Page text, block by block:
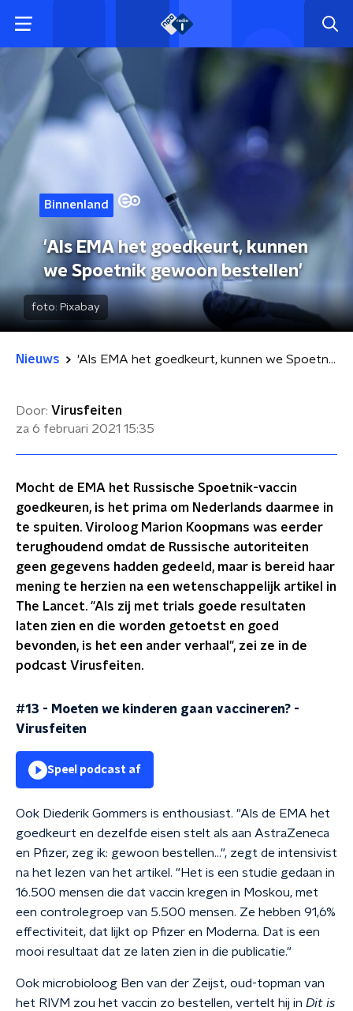
Binnenland
'Als EMA het goedkeurt, kunnen
we Spoetnik gewoon bestellen'
foto: Pixabay
Nieuws 'Als EMA het goedkeurt, kunnen we Spoetnik gewoon bestellen'
Door: Virusfeiten
za 6 februari 2021 15:35
Mocht de EMA het Russische Spoetnik-vaccin
goedkeuren, is het prima om Nederlands daarmee in
te spuiten. Viroloog Marion Koopmans was eerder
terughoudend omdat de Russische autoriteiten
geen gegevens hadden gedeeld, maar is bereid haar
mening te herzien na een wetenschappelijk artikel in
The Lancet. "Als zij met trials goede resultaten
laten zien en die worden getoetst en goed
bevonden, is het een ander verhaal", zei ze in de
podcast Virusfeiten.
#13 - Moeten we kinderen gaan vaccineren? -
Virusfeiten
Speel podcast af
Ook Diederik Gommers is enthousiast. "Als de EMA het
goedkeurt en dezelfde eisen stelt als aan AstraZeneca
en Pfizer, zeg ik: gewoon bestellen...", zegt de intensivist
na het lezen van het artikel. "Het is een studie gedaan in
16.500 mensen die dat vaccin kregen in Moskou, met
een controlegroep van 5.500 mensen. Ze hebben 91,6%
effectiviteit, dat lijkt op Pfizer en Moderna. Dat is een
mooi resultaat dat ze laten zien in die publicatie."
Ook microbioloog Ben van der Zeijst, oud-topman van
het RIVM zou het vaccin zo bestellen, vertelt hij in Dit is